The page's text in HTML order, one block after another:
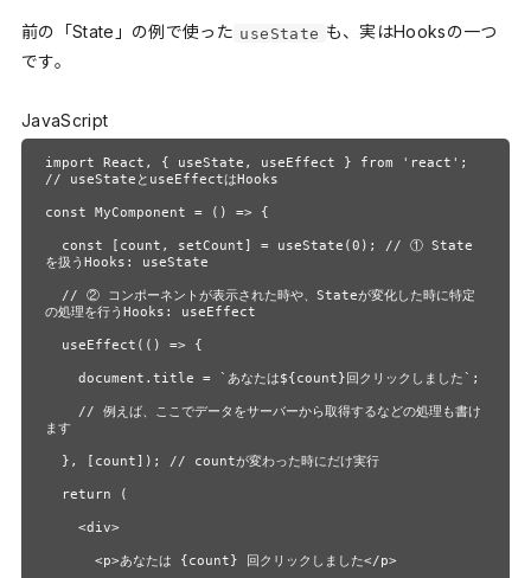
前の「State」の例で使った useState も、実はHooksの一つ
です。
JavaScript
import React, { useState, useEffect } from 'react';
// useStateとuseEffectはHooks
const MyComponent = () => {
const [count, setCount] = useState(0); // ① State
を扱うHooks: useState
// ② コンポーネントが表示された時や、Stateが変化した時に特定
の処理を行うHooks: useEffect
useEffect(() => {
document.title = `あなたは${count}回クリックしました`;
// 例えば、ここでデータをサーバーから取得するなどの処理も書け
ます
}, [count]); // countが変わった時にだけ実行
return (
<div>
<p>あなたは {count} 回クリックしました</p>